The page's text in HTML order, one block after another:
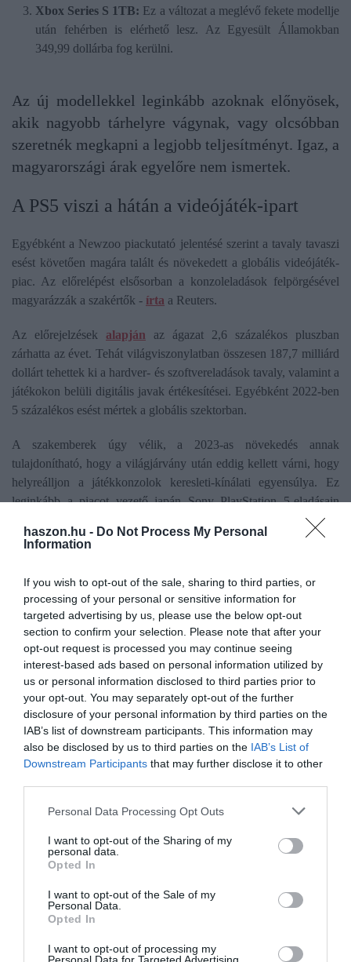
haszon.hu - Do Not Process My Personal
Information
If you wish to opt-out of the sale, sharing to third parties, or
processing of your personal or sensitive information for
targeted advertising by us, please use the below opt-out
section to confirm your selection. Please note that after your
opt-out request is processed you may continue seeing
interest-based ads based on personal information utilized by
us or personal information disclosed to third parties prior to
your opt-out. You may separately opt-out of the further
disclosure of your personal information by third parties on the
IAB’s list of downstream participants. This information may
also be disclosed by us to third parties on the IAB’s List of
Downstream Participants that may further disclose it to other
Please note that this website/app uses one or more Google
not limited to your visit or usage behaviour. You may click to
grant or deny consent to Google and its third-party tags to
use your data for below specified purposes in below Google
consent section.
Personal Data Processing Opt Outs
I want to opt-out of the Sharing of my
personal data.
Opted In
I want to opt-out of the Sale of my
Personal Data.
Opted In
I want to opt-out of processing my
Xbox Series S 1TB: Ez a változat a meglévő fekete modellje
után fehérben is elérhető lesz. Az Egyesült Államokban
349,99 dollárba fog kerülni.
Az új modellekkel leginkább azoknak előnyösek,
akik nagyobb tárhelyre vágynak, vagy olcsóbban
szeretnék megkapni a legjobb teljesítményt. Igaz, a
magyarországi árak egyelőre nem ismertek.
A PS5 viszi a hátán a videójáték-ipart
Egyébként a Newzoo piackutató jelentésé szerint a tavaly tavaszi
esést követően magára talált és növekedett a globális videójáték-
piac. Az előrelépést elsősorban a konzoleladások felpörgésével
magyarázzák a szakértők - írta a Reuters.
Az előrejelzések alapján az ágazat 2,6 százalékos pluszban
zárhatta az évet. Tehát világviszonylatban összesen 187,7 milliárd
dollárt tehettek ki a hardver- és szoftvereladások tavaly, valamint a
játékokon belüli digitális javak értékesítései. Egyébként 2022-ben
5 százalékos esést mértek a globális szektorban.
A szakemberek úgy vélik, a 2023-as növekedés annak
tulajdonítható, hogy a világjárvány után eddig kellett várni, hogy
helyreálljon a játékkonzolok keresleti-kínálati egyensúlya. Ez
leginkább a piacot vezető japán Sony PlayStation 5-eladásain
látszik meg, melyből több mint 40 milliót értékesítettek
világszerte.
Például az Egyesült Államokban amíg a konzoleladások 23
százalékkal nőttek 2023 első félévében éves alapon, addig a
szoftverértékesítések stagnáltak.
xbox játékkonzol konzol új microsoft